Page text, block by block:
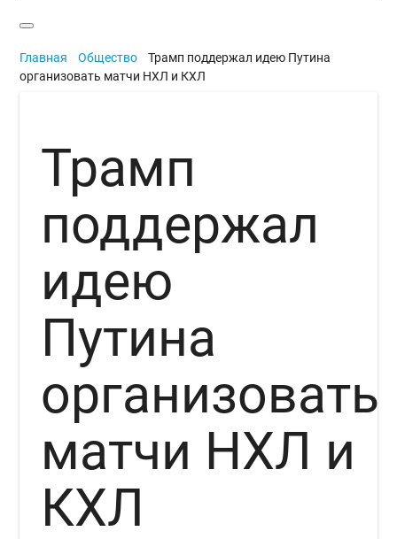
Главная Общество
Трамп поддержал идею Путина
организовать матчи НХЛ и КХЛ
Трамп
поддержал
идею
Путина
организовать
матчи НХЛ и
КХЛ